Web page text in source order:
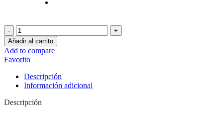
Dragón
mediano
cantidad
Añadir al carrito
Add to compare
Favorito
Descripción
Información adicional
Descripción